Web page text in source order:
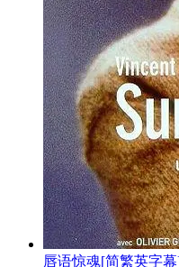
唇语惊魂[简繁英字幕